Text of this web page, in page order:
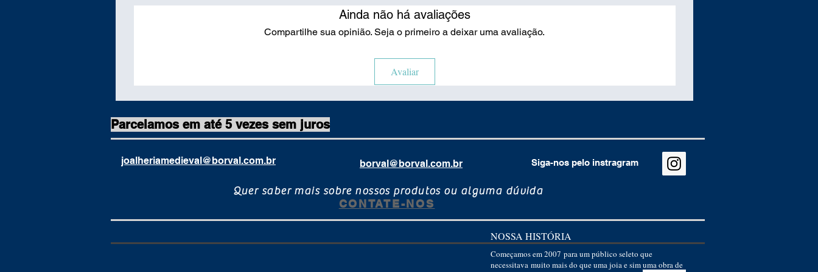
28, entre 29 e 33, haverá um acréscimo automático
for maior que 34, o acréscimo é de R$ 40,00
5 úteis.
Ainda não há avaliações
Compartilhe sua opinião. Seja o primeiro a deixar uma avaliação.
Avaliar
Parcelamos em até 5 vezes sem juros
joalheriamedieval@borval.com.br borval@borval.com.br Siga-nos pelo instragram
Quer saber mais sobre nossos produtos ou alguma dúvida
CONTATE-NOS
NOSSA HISTÓRIA
Começamos em 2007 para um público seleto que
necessitava muito mais do que uma joia e sim uma obra de